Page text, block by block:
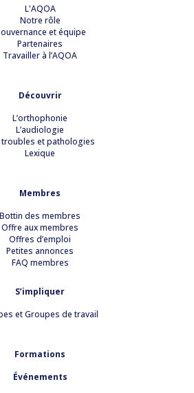
L'AQOA
Notre rôle
et équipe
Partenaires
Travailler à l’AQOA
Découvrir
L’orthophonie
L’audiologie
troubles et pathologies
Lexique
Membres
Bottin des membres
Offre aux membres
Offres d’emploi
Petites annonces
FAQ membres
S’impliquer
et Groupes de travail
Formations
Événements